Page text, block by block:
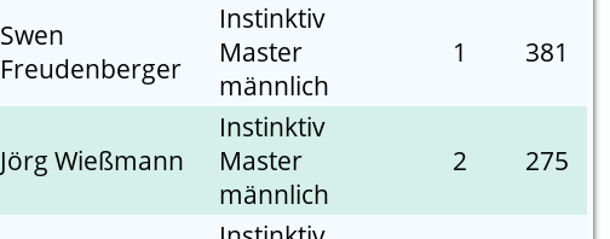
Swen
Freudenberger
Instinktiv
Master
männlich
1 381
Jörg Wießmann
Instinktiv
Master
männlich
2 275